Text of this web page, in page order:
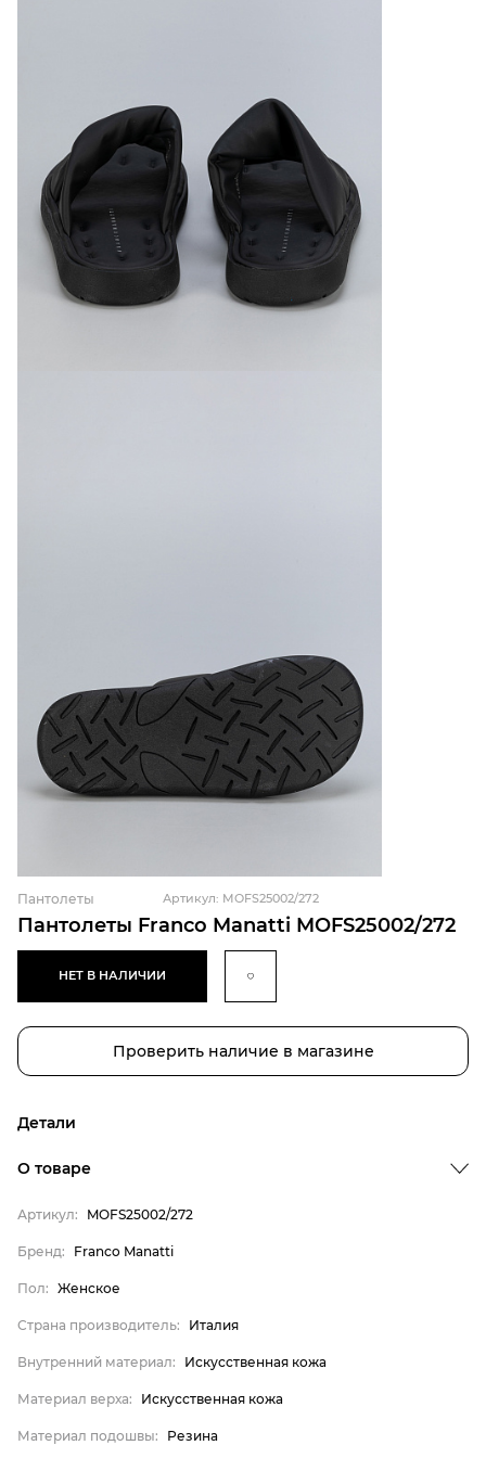
Пантолеты Franco Manatti MOFS25002/272
Пантолеты Артикул: MOFS25002/272
НЕТ В НАЛИЧИИ
Проверить наличие в магазине
Детали
Страна производитель
Внутренний материал
Материал верха
Материал подошвы
Искусственная кожа
О товаре
Артикул: MOFS25002/272
Бренд: Franco Manatti
Пол: Женское
Страна производитель: Италия
Внутренний материал: Искусственная кожа
Материал верха: Искусственная кожа
Материал подошвы: Резина